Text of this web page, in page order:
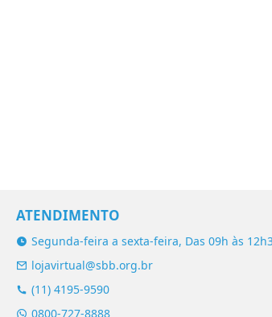
ATENDIMENTO
Segunda-feira a sexta-feira, Das 09h às
lojavirtual@sbb.org.br
(11) 4195-9590
0800-727-8888